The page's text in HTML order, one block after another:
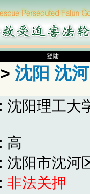
登陆
沈阳 沈
沈阳理工大
高
沈阳市沈河
非法关押